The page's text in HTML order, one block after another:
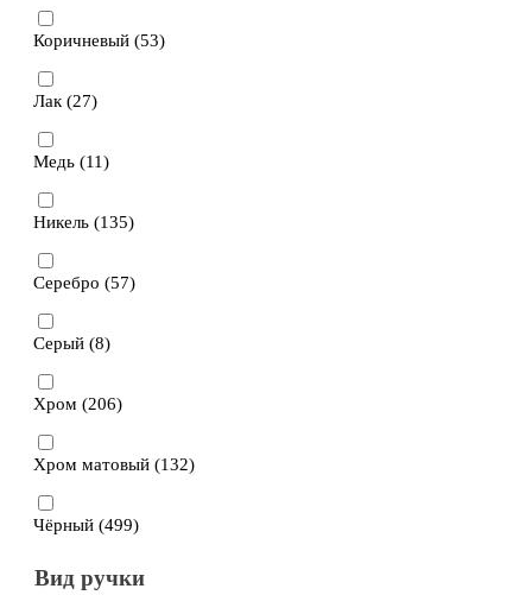
Коричневый (53)
Лак (27)
Медь (11)
Никель (135)
Серебро (57)
Серый (8)
Хром (206)
Хром матовый (132)
Чёрный (499)
Вид ручки